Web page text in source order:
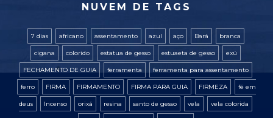
NUVEM DE TAGS
7 dias africano assentamento azul aço Bará branca
cigana colorido estatua de gesso estuaeta de gesso exú
FECHAMENTO DE GUIA ferramenta ferramenta para assentamento
ferro FIRMA FIRMAMENTO FIRMA PARA GUIA FIRMEZA fé em
deus Incenso orixá resina santo de gesso vela vela colorida